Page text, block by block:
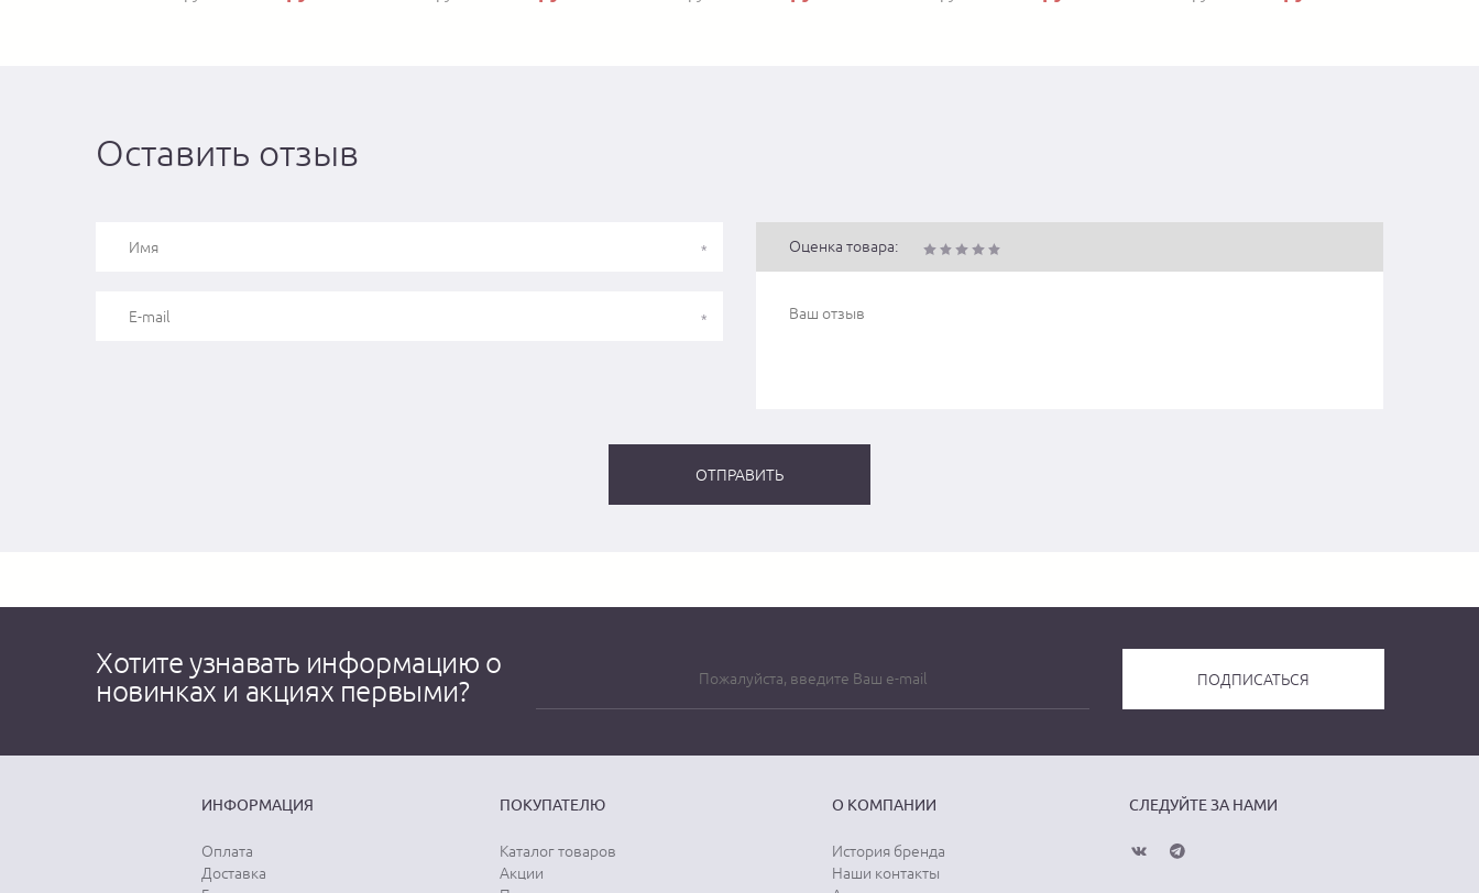
Оставить отзыв
Оценка товара:
Хотите узнавать информацию о
новинках и акциях первыми?
ИНФОРМАЦИЯ
Оплата
Доставка
ПОКУПАТЕЛЮ
Каталог товаров
Акции
О КОМПАНИИ
История бренда
Наши контакты
СЛЕДУЙТЕ ЗА НАМИ